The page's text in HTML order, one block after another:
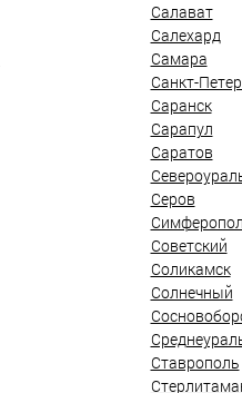
Салават
Салехард
Самара
Санкт-
Саранск
Сарапул
Саратов
Серов
Советский
Соликамск
Солнечный
Ставрополь